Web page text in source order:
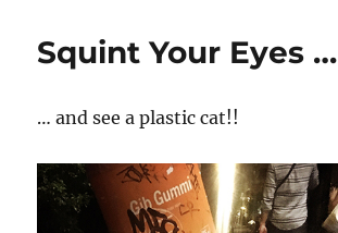
Squint Your Eyes …
… and see a plastic cat!!